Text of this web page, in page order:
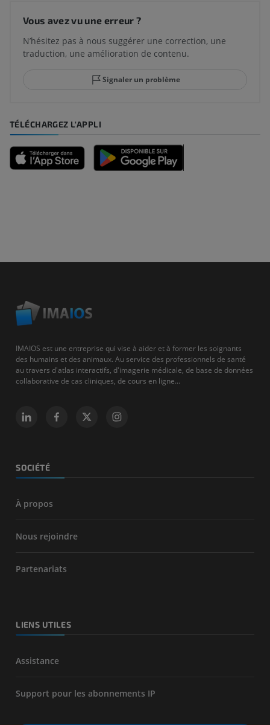
Vous avez vu une erreur ?
N’hésitez pas à nous suggérer une correction, une
traduction, une amélioration de contenu.
Signaler un problème
TÉLÉCHARGEZ L'APPLI
IMAIOS est une entreprise qui vise à aider et à former les soignants
des humains et des animaux. Au service des professionnels de santé
au travers d'atlas interactifs, d'imagerie médicale, de base de données
collaborative de cas cliniques, de cours en ligne...
SOCIÉTÉ
À propos
Nous rejoindre
Partenariats
LIENS UTILES
Assistance
Support pour les abonnements IP